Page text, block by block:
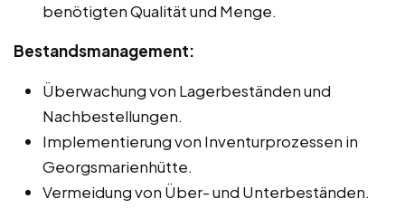
benötigten Qualität und Menge.
Bestandsmanagement:
Überwachung von Lagerbeständen und
Nachbestellungen.
Implementierung von Inventurprozessen in
Georgsmarienhütte.
Vermeidung von Über- und Unterbeständen.